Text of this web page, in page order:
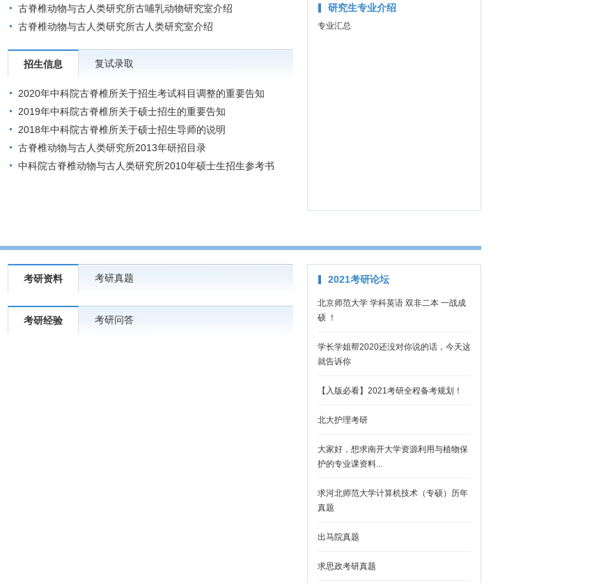
古脊椎动物与古人类研究所古哺乳动物研究室介绍
古脊椎动物与古人类研究所古人类研究室介绍
招生信息 复试录取
2020年中科院古脊椎所关于招生考试科目调整的重要告知
2019年中科院古脊椎所关于硕士招生的重要告知
2018年中科院古脊椎所关于硕士招生导师的说明
古脊椎动物与古人类研究所2013年研招目录
中科院古脊椎动物与古人类研究所2010年硕士生招生参考书
考研复试分数线公布通知
研究生专业介绍
专业汇总
考研资料 考研真题
考研经验 考研问答
2021考研论坛
北京师范大学 学科英语 双非二本 一战成
硕 ！
学长学姐帮2020还没对你说的话，今天这
就告诉你
【入版必看】2021考研全程备考规划！
北大护理考研
大家好，想求南开大学资源利用与植物保
护的专业课资料...
求河北师范大学计算机技术（专硕）历年
真题
出马院真题
求思政考研真题